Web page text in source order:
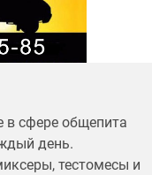
в сфере общепита
день.
тестомесы и